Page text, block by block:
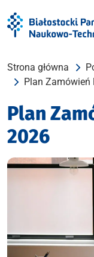
Strona główna
Plan Zamówień
Plan
2026